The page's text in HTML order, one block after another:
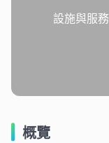
設施與服務
概覽